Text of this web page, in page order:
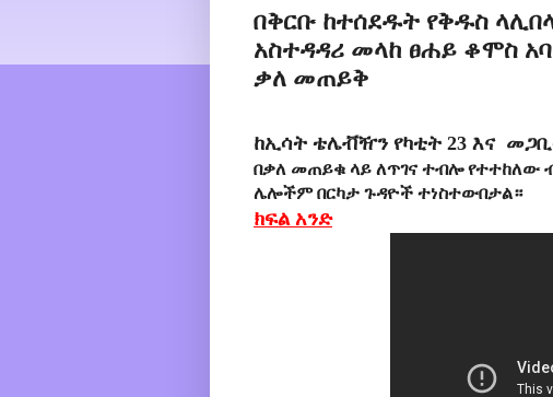
በቅርቡ ከተሰደዱት የቅዱስ
አስተዳዳሪ መላከ ፀሐይ ቆሞስ
ቃለ መጠይቅ
ከኢሳት ቴሌቭዥን የካቲት 23 እና
በቃለ መጠይቁ ላይ ለጥገና ተብሎ የተተከለው
ሌሎችም በርካታ ጉዳዮች ተነስተውበታል።
ክፍል አንድ